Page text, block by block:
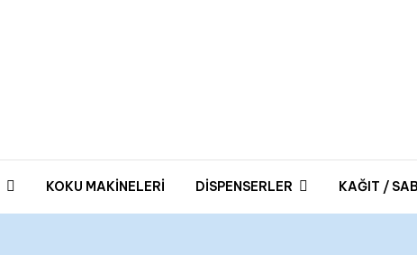
KOKU MAKİNELERİ DİSPENSERLER KAĞIT /